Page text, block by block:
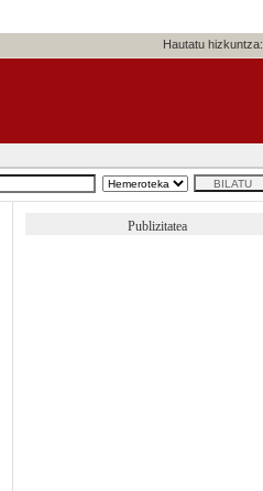
Hautatu hizkuntza:
Publizitatea